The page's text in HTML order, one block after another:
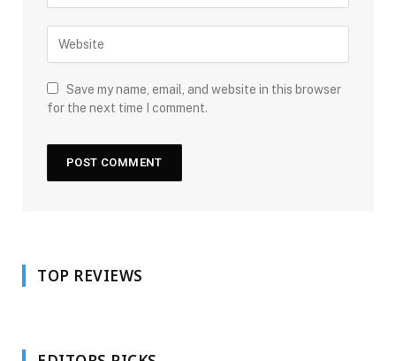
Save my name, email, and website in this browser
for the next time I comment.
TOP REVIEWS